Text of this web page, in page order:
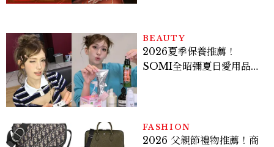
BEAUTY
2026夏季保養推薦！
SOMI全昭彌夏日愛用品公
FASHION
2026 父親節禮物推薦！商